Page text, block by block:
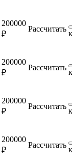
200000
₽
Рассчитать
200000
₽
Рассчитать
200000
₽
Рассчитать
200000
₽
Рассчитать